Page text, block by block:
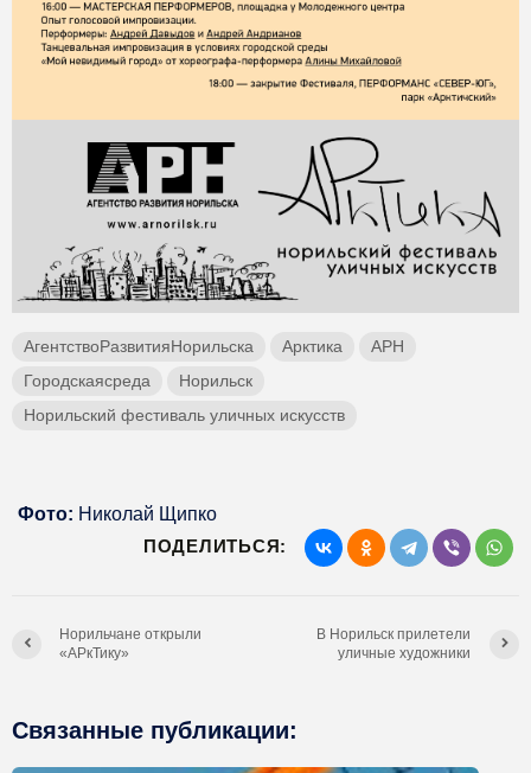
АгентствоРазвитияНорильска Арктика
АРН
Городскаясреда
Норильск
Норильский фестиваль уличных искусств
Фото: Николай Щипко
ПОДЕЛИТЬСЯ:
Норильчане открыли
«АРкТику»
В Норильск прилетели
уличные художники
Связанные публикации: